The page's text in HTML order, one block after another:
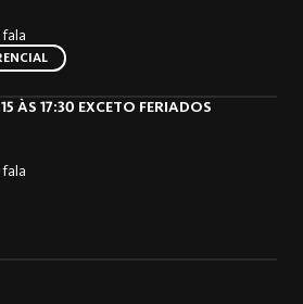
ÀS 17:30 EXCETO FERIADOS